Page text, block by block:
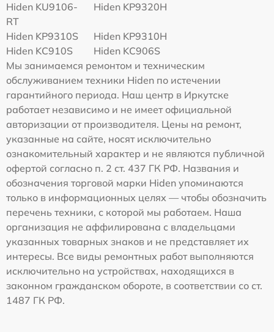
Hiden KU9106-
RT
Hiden KP9320H
Hiden KP9310S
Hiden KP9310H
Hiden KC910S
Hiden KC906S
Мы занимаемся ремонтом и техническим
обслуживанием техники Hiden по истечении
гарантийного периода. Наш центр в Иркутске
работает независимо и не имеет официальной
авторизации от производителя. Цены на ремонт,
указанные на сайте, носят исключительно
ознакомительный характер и не являются публичной
офертой согласно п. 2 ст. 437 ГК РФ. Названия и
обозначения торговой марки Hiden упоминаются
только в информационных целях — чтобы обозначить
перечень техники, с которой мы работаем. Наша
организация не аффилирована с владельцами
указанных товарных знаков и не представляет их
интересы. Все виды ремонтных работ выполняются
исключительно на устройствах, находящихся в
законном гражданском обороте, в соответствии со ст.
1487 ГК РФ.